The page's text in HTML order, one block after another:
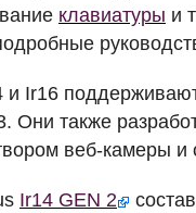
клавиатуры и
и Ir16
Они также
веб-камеры
Ir14 GEN 2